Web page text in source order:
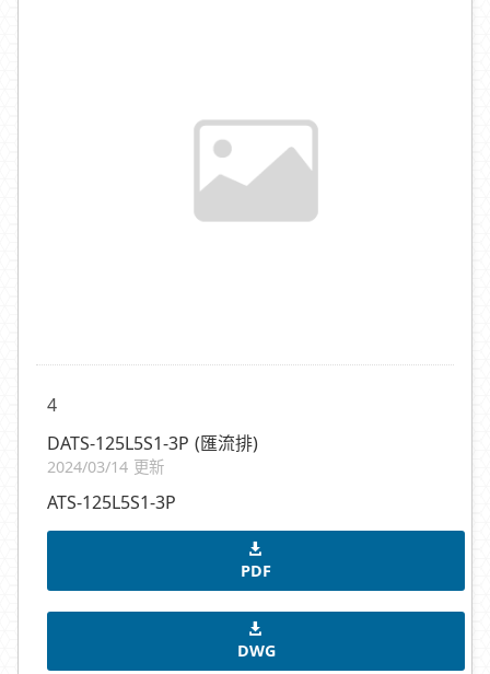
4
DATS-125L5S1-3P (匯流排)
2024/03/14 更新
ATS-125L5S1-3P
PDF
DWG